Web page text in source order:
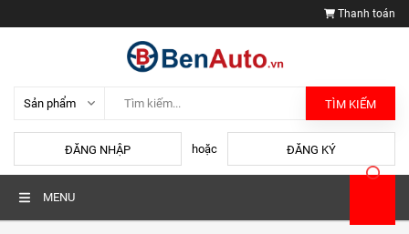
Thanh toán
TÌM KIẾM
ĐĂNG NHẬP hoặc ĐĂNG KÝ
MENU